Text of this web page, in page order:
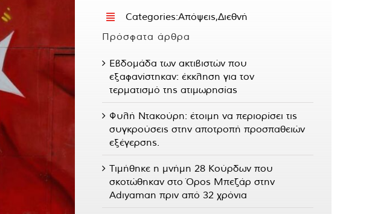
Categories:Απόψεις,Διεθνή
Πρόσφατα άρθρα
Εβδομάδα των ακτιβιστών που
εξαφανίστηκαν: έκκληση για τον
τερματισμό της ατιμωρησίας
Φυλή Ντακούρη: έτοιμη να περιορίσει τις
συγκρούσεις στην αποτροπή προσπαθειών
εξέγερσης.
Τιμήθηκε η μνήμη 28 Κούρδων που
σκοτώθηκαν στο Όρος Μπεζάρ στην
Adıyaman πριν από 32 χρόνια